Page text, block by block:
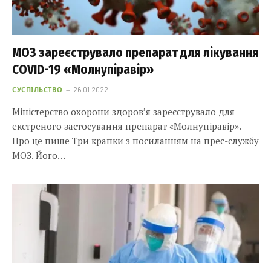
МОЗ зареєструвало препарат для лікування
COVID-19 «Молнупіравір»
СУСПІЛЬСТВО 26.01.2022
Міністерство охорони здоров’я зареєструвало для
екстреного застосування препарат «Молнупіравір».
Про це пише Три крапки з посиланням на прес-службу
МОЗ. Його…